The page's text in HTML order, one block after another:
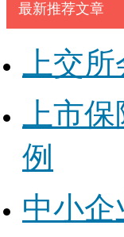
最新推荐文章
上交
上市
例
中小